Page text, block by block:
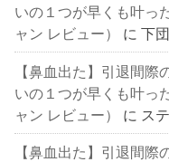
いの１つが早くも叶っ
ャン レビュー）
に下団
【鼻血出た】引退間
いの１つが早くも叶っ
ャン レビュー）
に ス
【鼻血出た】引退間